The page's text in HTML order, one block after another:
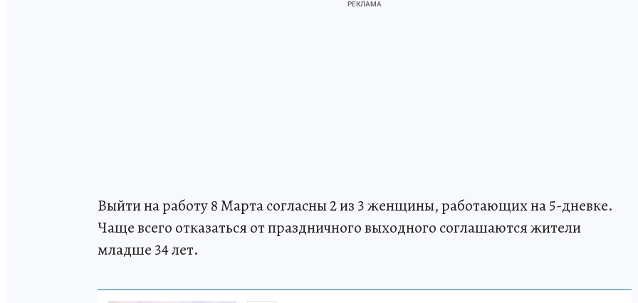
Выйти на работу 8 Марта согласны 2 из 3 женщины, работающих на 5-дневке.
Чаще всего отказаться от праздничного выходного соглашаются жители
младше 34 лет.